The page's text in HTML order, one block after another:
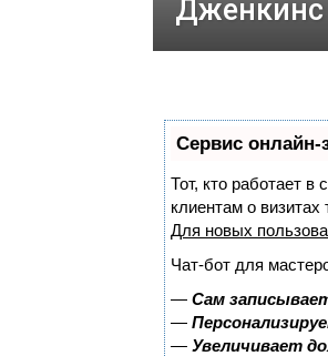
Сервис онлайн-
Тот, кто работает
клиентам о
Для новых
Чат-бот для
— Сам
—
— Увеличивает